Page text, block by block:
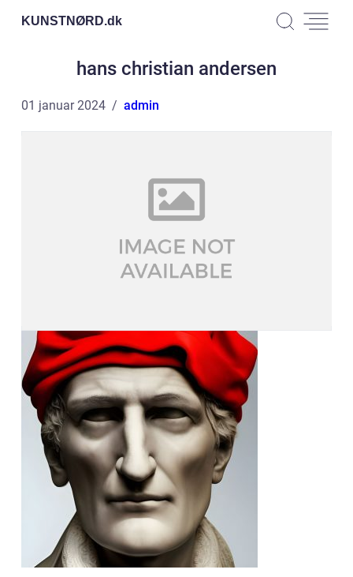
KUNSTNØRD.dk
hans christian andersen
01 januar 2024 admin